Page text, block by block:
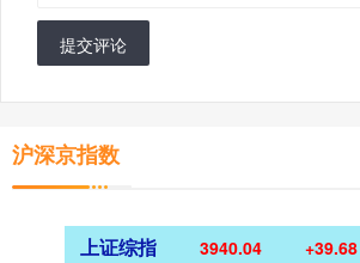
提交评论
沪深京指数
上证综指 3940.04 +39.68